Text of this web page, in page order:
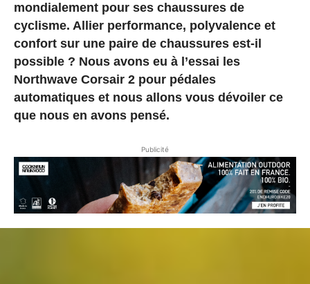
mondialement pour ses chaussures de
cyclisme. Allier performance, polyvalence et
confort sur une paire de chaussures est-il
possible ? Nous avons eu à l’essai les
Northwave Corsair 2 pour pédales
automatiques et nous allons vous dévoiler ce
que nous en avons pensé.
Publicité